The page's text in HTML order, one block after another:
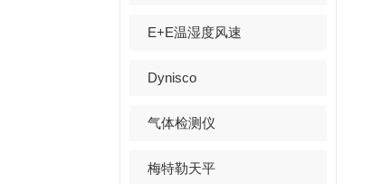
E+E温湿度风速
Dynisco
气体检测仪
梅特勒天平